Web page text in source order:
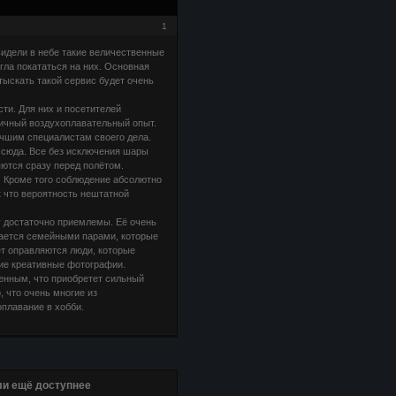
1
в небе такие величественные
покататься на них. Основная
такой сервис будет очень
Для них и посетителей
воздухоплавательный опыт.
специалистам своего дела.
Все без исключения шары
сразу перед полётом.
того соблюдение абсолютно
вероятность нештатной
достаточно приемлемы. Её очень
семейными парами, которые
оправляются люди, которые
креативные фотографии.
что приобретет сильный
очень многие из
в хобби.
ещё доступнее